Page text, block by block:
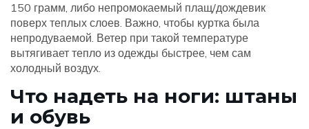
150 грамм, либо непромокаемый плащ/дождевик
поверх теплых слоев. Важно, чтобы куртка была
непродуваемой. Ветер при такой температуре
вытягивает тепло из одежды быстрее, чем сам
холодный воздух.
Что надеть на ноги: штаны
и обувь